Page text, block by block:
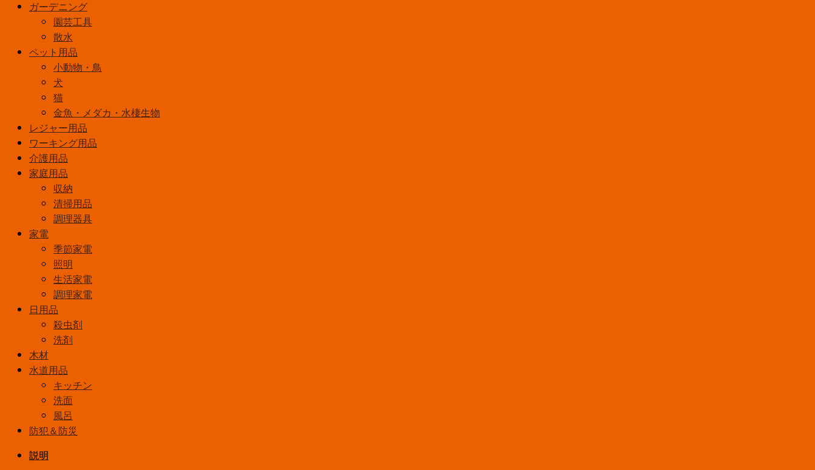
Ｌ
シ
ト
個
ガーデニング
園芸工具
散水
ペット用品
小動物・鳥
犬
猫
金魚・メダカ・水棲生物
レジャー用品
ワーキング用品
介護用品
家庭用品
収納
清掃用品
調理器具
家電
季節家電
照明
生活家電
調理家電
日用品
殺虫剤
洗剤
木材
水道用品
キッチン
洗面
風呂
防犯＆防災
説明